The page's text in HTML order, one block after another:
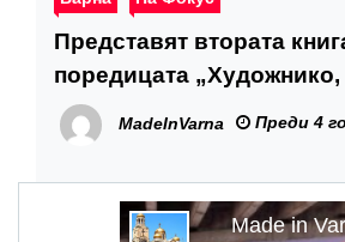
Представят втората
поредицата
езика си”
MadeInVarna Преди 4
Made in